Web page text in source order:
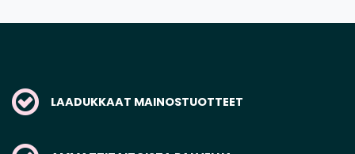
LAADUKKAAT MAINOSTUOTTEET